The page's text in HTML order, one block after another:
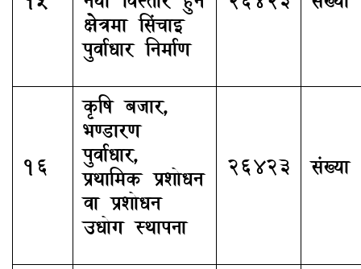
क्षेत्रमा सिंचाइ
पुर्वाधार निर्माण
16
कृषि बजार,
भण्डारण
पुर्वाधार,
प्रथामिक प्रशोधन
वा प्रशोधन
उधोग स्थापना
26423 संख्या